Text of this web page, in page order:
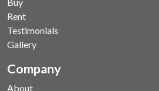
Rent
Testimonials
Gallery
Company
About